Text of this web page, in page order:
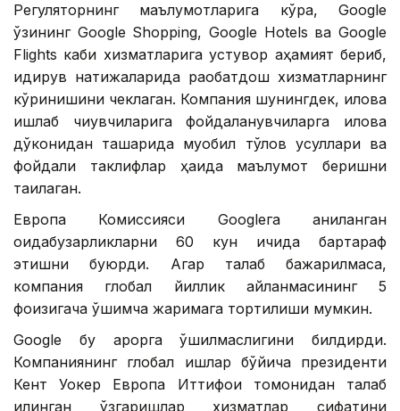
Регуляторнинг маълумотларига кўра, Google
ўзининг Google Shopping, Google Hotels ва Google
Flights каби хизматларига устувор аҳамият бериб,
қидирув натижаларида рақобатдош хизматларнинг
кўринишини чеклаган. Компания шунингдек, илова
ишлаб чиқувчиларига фойдаланувчиларга илова
дўконидан ташқарида муқобил тўлов усуллари ва
фойдали таклифлар ҳақида маълумот беришни
тақиқлаган.
Европа Комиссияси Googleга аниқланган
қоидабузарликларни 60 кун ичида бартараф
этишни буюрди. Агар талаб бажарилмаса,
компания глобал йиллик айланмасининг 5
фоизигача қўшимча жаримага тортилиши мумкин.
Google бу қарорга қўшилмаслигини билдирди.
Компаниянинг глобал ишлар бўйича президенти
Кент Уокер Европа Иттифоқи томонидан талаб
қилинган ўзгаришлар хизматлар сифатини